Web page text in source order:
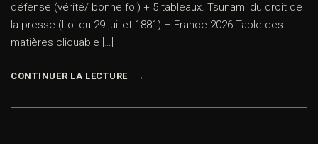
défense (vérité/ bonne foi) + 5 tableaux. Tsunami du droit de
la presse (Loi du 29 juillet 1881) – France 2026 Table des
matières cliquable […]
CONTINUER LA LECTURE